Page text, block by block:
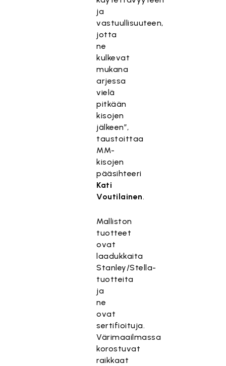
ja
vastuullisuuteen,
jotta
ne
kulkevat
mukana
arjessa
vielä
pitkään
kisojen
jälkeen”,
taustoittaa
MM-
kisojen
pääsihteeri
Kati
Voutilainen.
Malliston
tuotteet
ovat
laadukkaita
Stanley/Stella-
tuotteita
ja
ne
ovat
sertifioituja.
Värimaailmassa
korostuvat
raikkaat